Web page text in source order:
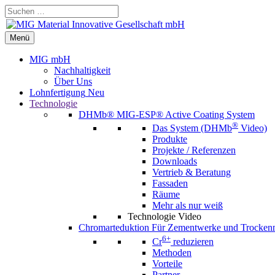
Zum
Inhalt
springen
Suchen …
Menü
Menü
MIG mbH
Nachhaltigkeit
Über Uns
Lohnfertigung Neu
Technologie
DHMb® MIG-ESP® Active Coating System
Das System (DHMb® Video)
Produkte
Projekte / Referenzen
Downloads
Vertrieb & Beratung
Fassaden
Räume
Mehr als nur weiß
Technologie Video
Chromarteduktion Für Zementwerke und
Cr6+ reduzieren
Methoden
Vorteile